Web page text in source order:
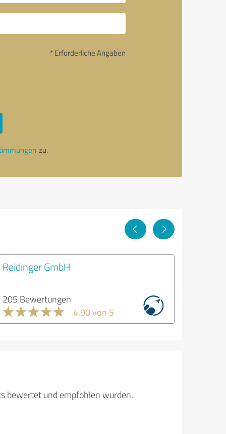
* Erforderliche Angaben
zu.
Reidinger GmbH
205 Bewertungen
4.90 von 5
bewertet und empfohlen wurden.